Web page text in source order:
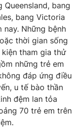
thao
sản
Việt
bằng AI
bang
bang Victoria
nay. Những bệnh
thời gian sống
tham gia thử
những trẻ em
đáp ứng điều
u tế bào thần
đệm lan tỏa
70 trẻ em trên